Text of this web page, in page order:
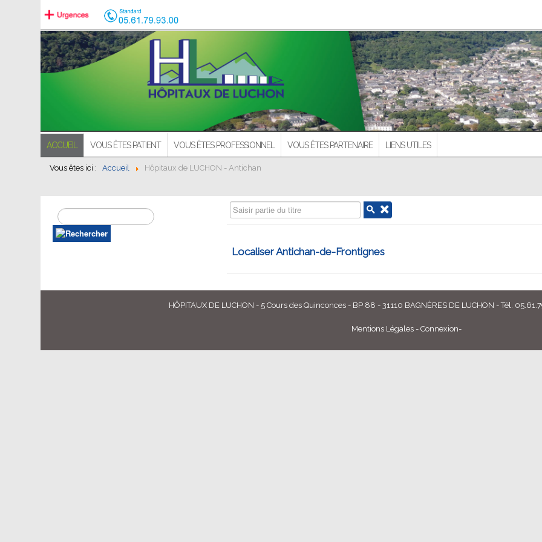
ACCUEIL VOUS ÊTES PATIENT VOUS ÊTES PROFESSIONNEL VOUS ÊTES PARTENAIRE LIENS UTILES
Vous êtes ici : Accueil Hôpitaux de LUCHON - Antichan
Saisir partie du titre
Localiser Antichan-de-Frontignes
HÔPITAUX DE LUCHON - 5 Cours des Quinconces - BP 88 - 31110 BAGNÈRES DE LUCHON - Tél.
Mentions Légales - Connexion-